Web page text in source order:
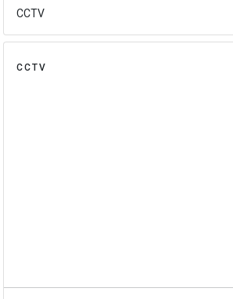
CCTV
CCTV